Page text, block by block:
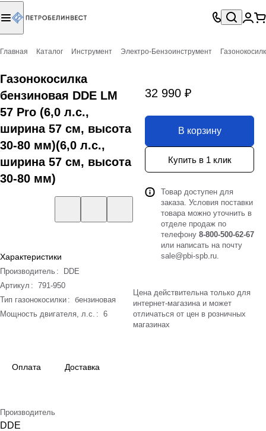
Главная Каталог Инструмент Электро-Бензоинструмент
Газонокосилка
бензиновая DDE LM
57 Pro (6,0 л.с.,
ширина 57 см, высота
30-80 мм)(6,0 л.с.,
ширина 57 см, высота
30-80 мм)
Характеристики
Производитель :
DDE
Артикул : 791-950
Тип газонокосилки : бензиновая
Мощность двигателя, л.с. : 6
32 990 ₽
В корзину
Купить в 1 клик
Товар доступен для
заказа. Условия поставки
товара можно уточнить в
отделе продаж по
телефону 8-800-500-62-67
или написать на почту
sale@pbi-spb.ru.
Цена действительна только для
интернет-магазина и может
отличаться от цен в розничных
магазинах
Оплата Доставка
Производитель
DDE